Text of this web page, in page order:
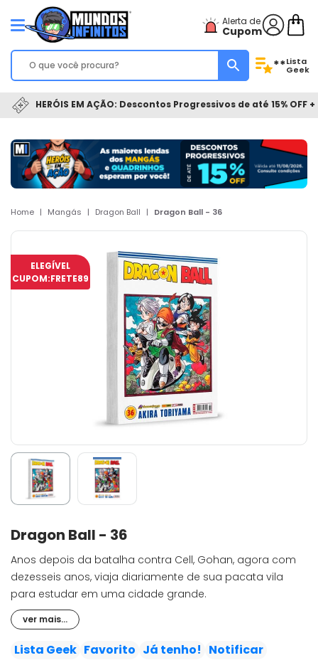
Alerta de
Cupom
**Lista
Geek
HERÓIS EM AÇÃO: Descontos Progressivos de até 15% OFF
Home | Mangás | Dragon Ball | Dragon Ball - 36
ELEGÍVEL
CUPOM:FRETE89
Dragon Ball - 36
Anos depois da batalha contra Cell, Gohan, agora com
dezesseis anos, viaja diariamente de sua pacata vila
para estudar em uma cidade grande.
ver mais...
Lista Geek Favorito Já tenho! Notificar